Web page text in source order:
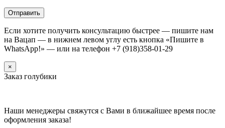
Если хотите получить консультацию быстрее — пишите нам
на Вацап — в нижнем левом углу есть кнопка «Пишите в
WhatsApp!» — или на телефон +7 (918)358-01-29
×
Заказ голубики
Наши менеджеры свяжутся с Вами в ближайшее время после
оформления заказа!